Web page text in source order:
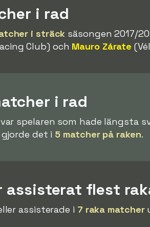
i rad
i sträck säsongen 2017/
Club) och Mauro Zárate
i rad
spelaren som hade längsta
det i 5 matcher på raken.
assisterat flest
assisterade i 7 raka matcher